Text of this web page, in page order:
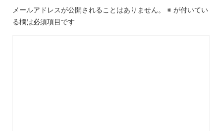
メールアドレスが公開されることはありません。 ※ が付いてい
る欄は必須項目です